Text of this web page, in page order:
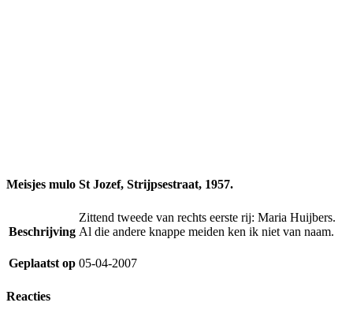
Meisjes mulo St Jozef, Strijpsestraat, 1957.
Beschrijving
Zittend tweede van rechts eerste rij: Maria Huijbers.
Al die andere knappe meiden ken ik niet van naam.
Geplaatst op 05-04-2007
Reacties